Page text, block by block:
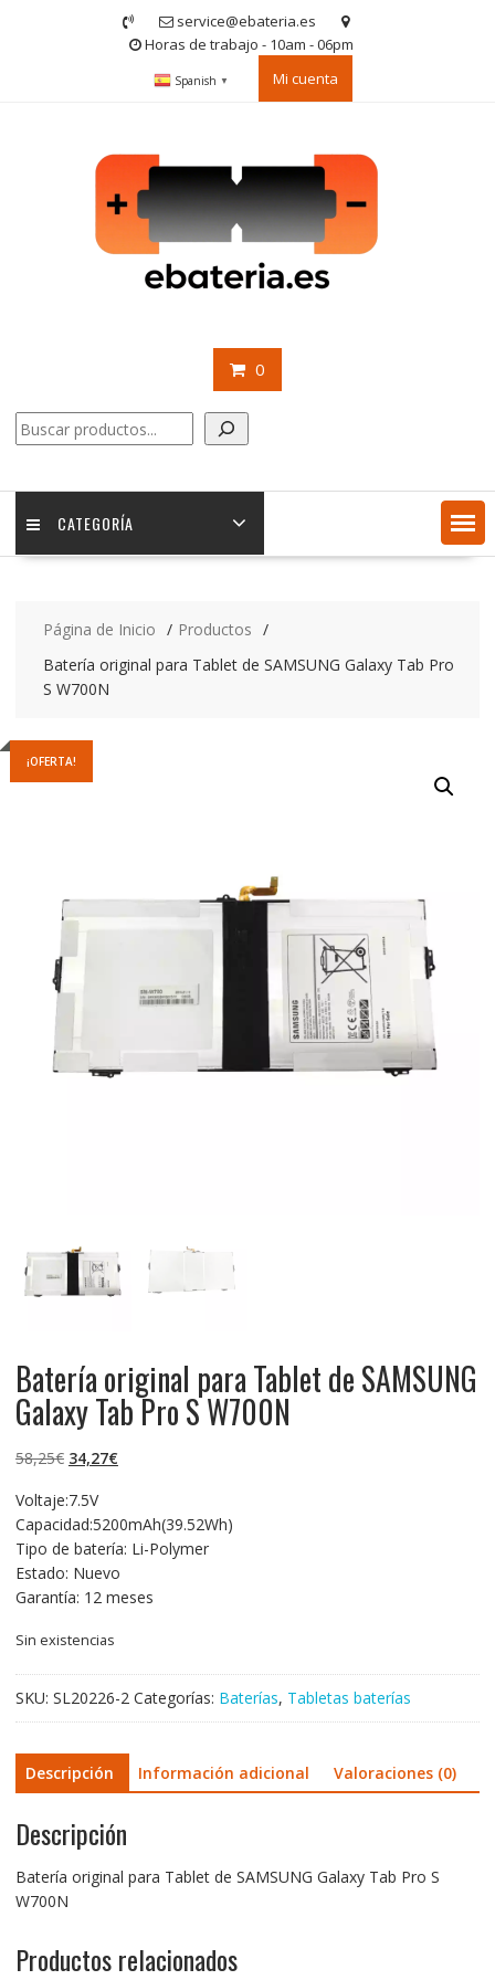
service@ebateria.es
Horas de trabajo - 10am - 06pm
Spanish ▼ Mi cuenta
0
Buscar
CATEGORÍA
Página de Inicio
Productos
Batería original para Tablet de SAMSUNG Galaxy Tab Pro
S W700N
¡OFERTA!
Batería original para Tablet de SAMSUNG
Galaxy Tab Pro S W700N
58,25€ El
original
era:
58,25€.
34,27€El
es:
34,27€.
Voltaje:7.5V
Capacidad:5200mAh(39.52Wh)
Tipo de batería: Li-Polymer
Estado: Nuevo
Garantía: 12 meses
Sin existencias
SKU: SL20226-2 Categorías: Baterías, Tabletas baterías
Descripción Información adicional Valoraciones (0)
Descripción
Batería original para Tablet de SAMSUNG Galaxy Tab Pro S
W700N
Productos relacionados